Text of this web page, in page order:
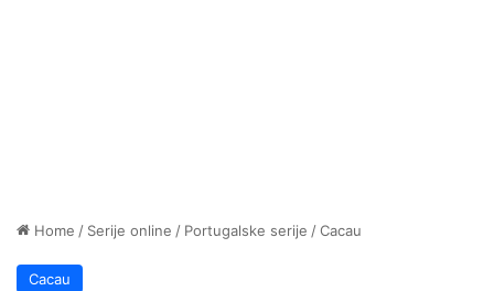
Home / Serije online / Portugalske serije /Cacau
Cacau